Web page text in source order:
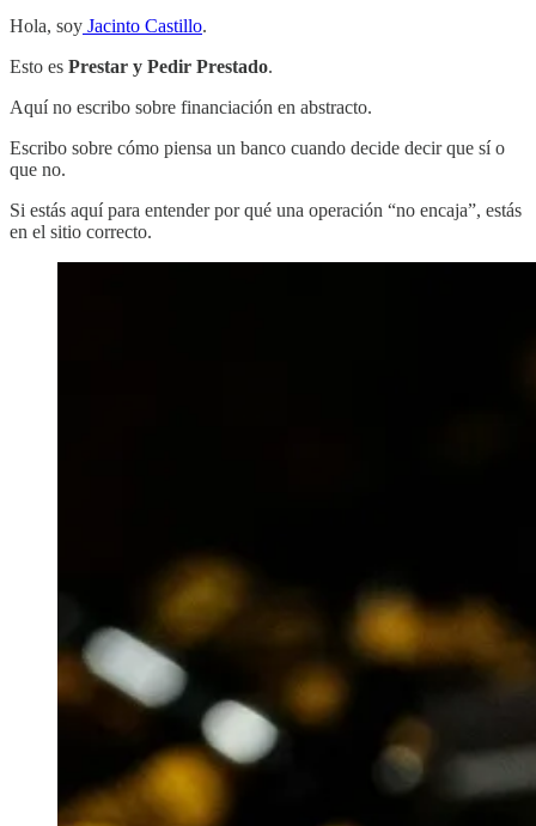
Hola, soy Jacinto Castillo.
Esto es Prestar y Pedir Prestado.
Aquí no escribo sobre financiación en abstracto.
Escribo sobre cómo piensa un banco cuando decide decir que sí o
que no.
Si estás aquí para entender por qué una operación “no encaja”, estás
en el sitio correcto.